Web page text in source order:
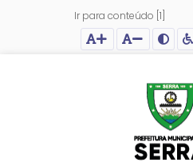
Ir para conteúdo [1]
Ação para aumentar tamanho da
Ação para diminuirAção para